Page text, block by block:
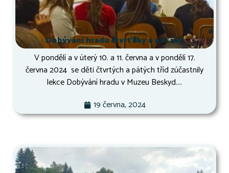
Dobývání hradu čtvrťáky a páťáky
V pondělí a v úterý 10. a 11. června a v pondělí 17.
června 2024 se děti čtvrtých a pátých tříd zúčastnily
lekce Dobývání hradu v Muzeu Beskyd....
19 června, 2024